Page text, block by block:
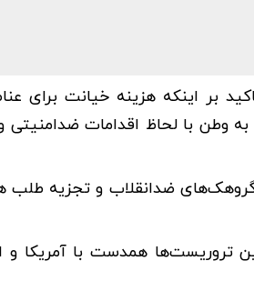
بر اینکه هزینه خیانت
دشمن و خائنین به وطن با لحاظ اقدامات
گروهک‌های ضدانقلاب و تجزیه
تروریست‌ها همدست با آمریکا و